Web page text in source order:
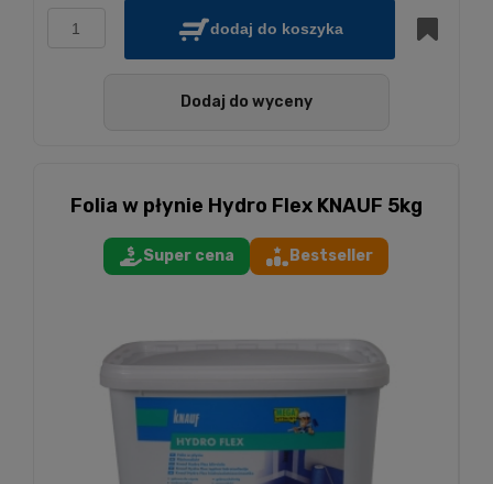
dodaj do koszyka
Dodaj do wyceny
Folia w płynie Hydro Flex KNAUF 5kg
Super cena Bestseller